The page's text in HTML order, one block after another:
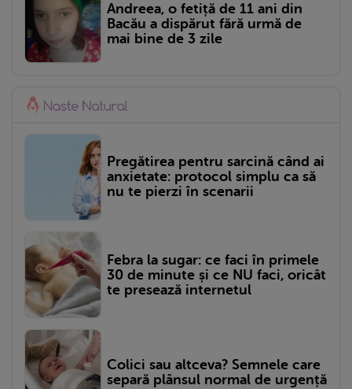
Andreea, o fetiță de 11 ani din
Bacău a dispărut fără urmă de
mai bine de 3 zile
Pregătirea pentru sarcină când ai
anxietate: protocol simplu ca să
nu te pierzi în scenarii
Febra la sugar: ce faci în primele
30 de minute și ce NU faci, oricât
te presează internetul
Colici sau altceva? Semnele care
separă plânsul normal de urgență